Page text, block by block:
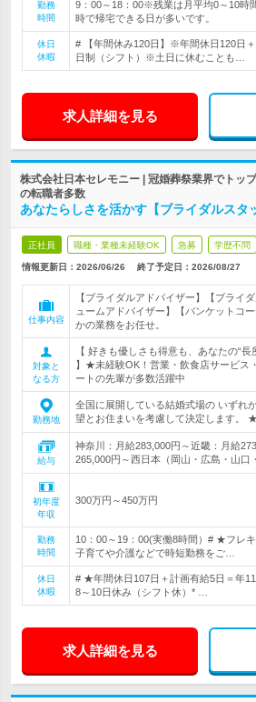
勤務
時間
9：00～18：00※残業は月平均0～10
時で帰宅できる日が多いです。
休日
休暇
# 【年間休み120日】※年間休日120日
日制（シフト）※土日に休むことも…
求人詳細を見る
株式会社日本セレモニー | 冠婚葬祭業界でトッ
の転職者多数
あなたらしさを活かす【ブライダルス
正社員 職種・業種未経験OK 急募 学歴不問
情報更新日：2026/06/26 終了予定日： 2026/08/27
仕事内容
【ブライダルアドバイザー】【ブライ
ュームアドバイザー】【バンケットコ
かの業務をお任せ。
対象と
なる方
【 好きも優しさも得意も、あなたの“
】★未経験OK！営業・飲食店サービス
ートの先輩が多数活躍中
勤務地
全国に展開している結婚式場の いずれ
望とお住まいを考慮して決定します。
給与
神奈川：月給283,000円～近畿：月給
265,000円～西日本（岡山・広島・山口
初年度
年収
300万円～450万円
勤務
時間
10：00～19：00(実働8時間）# ★フレ
子育てや介護などで時短勤務をご…
休日
休暇
# ★年間休日107日＋計画有給5日＝年
8～10日休み（シフト休）* …
求人詳細を見る